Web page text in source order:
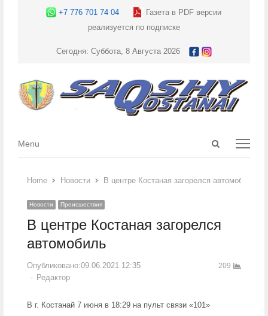
+7 776 701 74 04
Газета в PDF версии
реализуется по подписке
Сегодня: Суббота, 8 Августа 2026
Open
Menu
Menu
Home Новости В центре Костаная загорелся автомобиль
Новости Происшествия
В центре Костаная загорелся
автомобиль
Опубликовано:09.06.2021 12:35
Author
Редактор
209
В г. Костанай 7 июня в 18:29 на пульт связи «101»